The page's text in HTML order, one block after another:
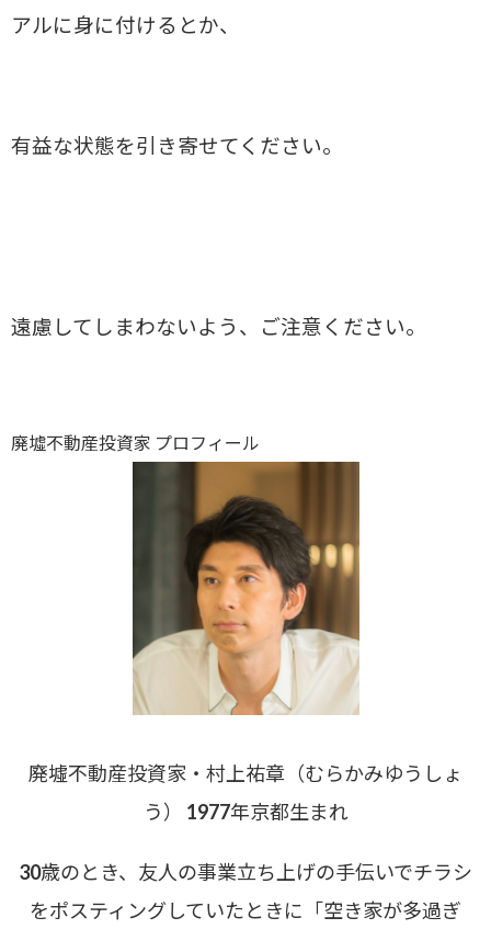
アルに身に付けるとか、
有益な状態を引き寄せてください。
遠慮してしまわないよう、ご注意ください。
廃墟不動産投資家 プロフィール
廃墟不動産投資家・村上祐章（むらかみゆうしょ
う） 1977年京都生まれ
30歳のとき、友人の事業立ち上げの手伝いでチラシ
をポスティングしていたときに「空き家が多過ぎ